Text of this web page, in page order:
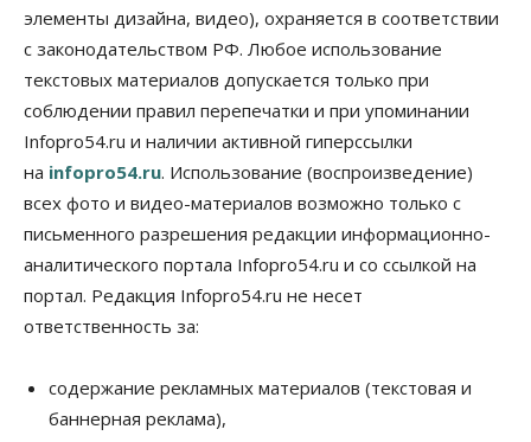
Бизнес
В аэропорту Толмачёво завершены работы по
бетонированию рулежных дорожек
07 Августа 2026, 17:00
Новосибирцы стали реже оформлять
дома по упрощенной схеме
07 Августа 2026, 16:00
Власть Общество Право&Порядок
Роспотребнадзор изъял почти полторы тонны
мяса в Новосибирской области
Расходы новосибирцев на спорт выросли на 40%
за полгода
07 Августа 2026, 14:35
элементы дизайна, видео), охраняется в соответствии
с законодательством РФ. Любое использование
текстовых материалов допускается только при
соблюдении правил перепечатки и при упоминании
Infopro54.ru и наличии активной гиперссылки
на infopro54.ru. Использование (воспроизведение)
всех фото и видео-материалов возможно только с
письменного разрешения редакции информационно-
аналитического портала Infopro54.ru и со ссылкой на
портал. Редакция Infopro54.ru не несет
ответственность за:
содержание рекламных материалов (текстовая и
баннерная реклама),